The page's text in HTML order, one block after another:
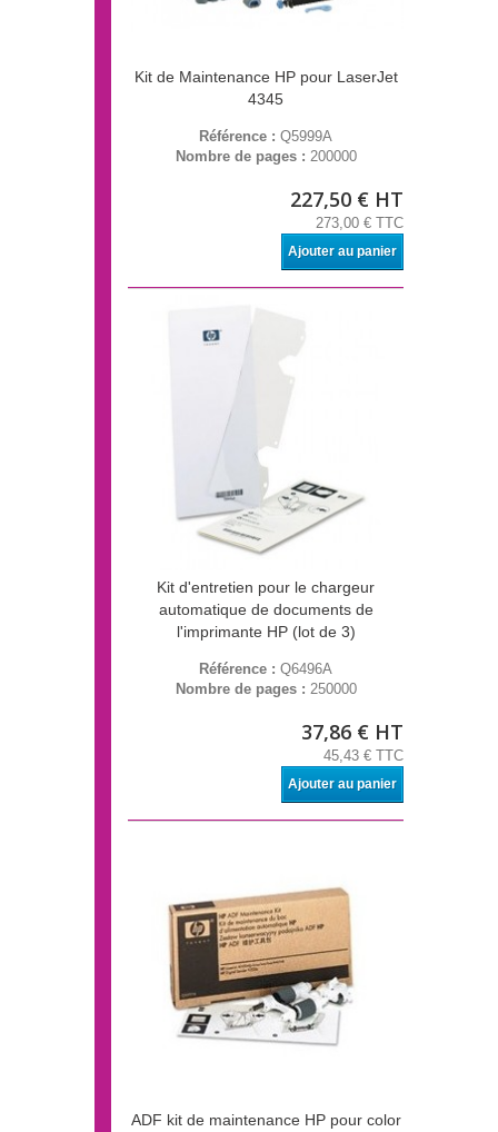
Kit de Maintenance HP pour LaserJet
4345
Référence : Q5999A
Nombre de pages : 200000
227,50 € HT
273,00 € TTC
Ajouter au panier
Kit d'entretien pour le chargeur
automatique de documents de
l'imprimante HP (lot de 3)
Référence : Q6496A
Nombre de pages : 250000
37,86 € HT
45,43 € TTC
Ajouter au panier
ADF kit de maintenance HP pour color